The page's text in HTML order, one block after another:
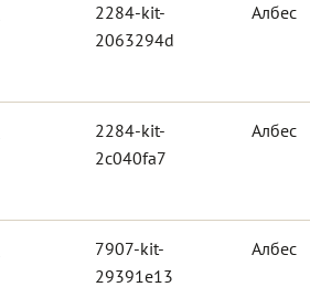
2284-kit-
2063294d
Албес
2284-kit-
2c040fa7
Албес
7907-kit-
29391e13
Албес